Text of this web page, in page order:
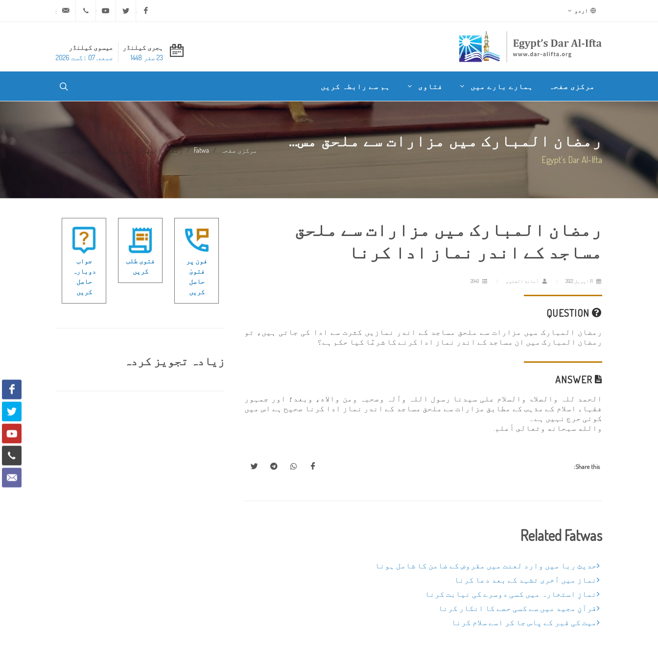
اردو Facebook
Twitter
Youtube
ہجری کیلنڈر
23 صفر 1448
عیسوی کیلنڈر
جمعه, 07 اگست 2026
مرکزی صفحہ ہمارے بارے میں فتاوی ہم سے رابطہ کریں
رمضان المبارک میں مزارات سے ملحق مس...
Egypt's Dar Al-Ifta
مرکزی صفحہ Fatwa رمضان المبارک میں مزارات سے ملحق مس...
رمضان المبارک میں مزارات سے ملحق
مساجد کے اندر نماز ادا کرنا
أمانة الفتوى
رمضان المبارک میں مزارات سے ملحق مساجد کے اندر نمازیں کثرت سے ادا کی جاتی ہیں، تو
رمضان المبارک میں ان مساجد کے اندر نماز ادا کرنے کا شرعًا کیا حکم ہے؟
الحمد للہ والصلاۃ والسلام علی سیدنا رسول اللہ وآلہ وصحبہ ومن والاه، وبعد؛ اور جمہور
فقہاء اسلام کے مذہب کے مطابق مزارات سے ملحق مساجد کے اندر نماز ادا کرنا صحیح ہے اس میں
کوئی حرج نہیں ہے۔
والله سبحانه وتعالى أعلم.
Share this:
Related Fatwas
حدیثِ ربا میں وارد لعنت میں مقروض کے ضامن کا شامل ہونا
نماز میں آخری تشہد کے بعد دعا کرنا
نمازِ استخارہ میں کسی دوسرے کی نیابت کرنا
قرآنِ مجید میں سے کسی حصے کا انکار کرنا
میت کی قبر کے پاس جا کر اسے سلام کرنا
فون پر
فتویٰ
حاصل
کریں
فتوی طلب
کریں
جواب
دوبارہ
حاصل
کریں
زیادہ تجویز کردہ